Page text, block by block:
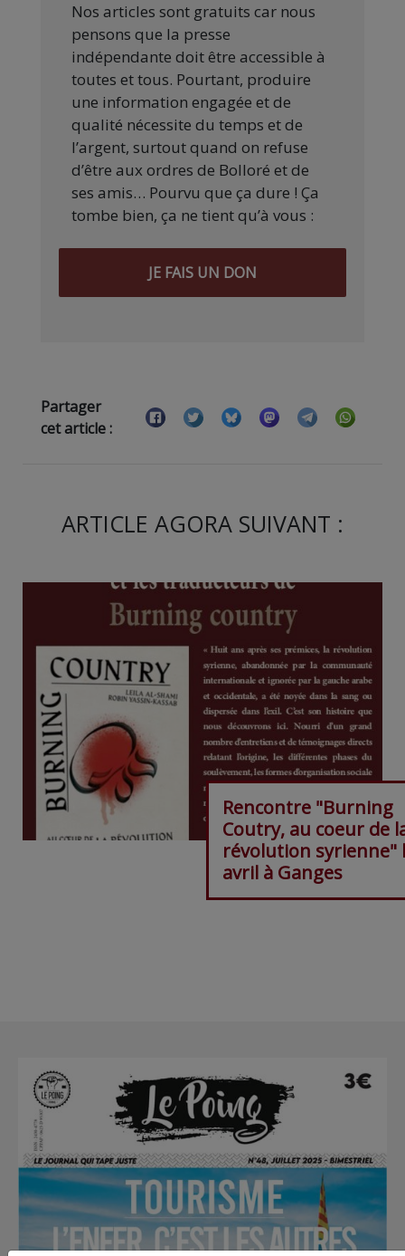
Nos articles sont gratuits car nous
pensons que la presse
indépendante doit être accessible à
toutes et tous. Pourtant, produire
une information engagée et de
qualité nécessite du temps et de
l’argent, surtout quand on refuse
d’être aux ordres de Bolloré et de
ses amis… Pourvu que ça dure ! Ça
tombe bien, ça ne tient qu’à vous :
JE FAIS UN DON
Partager
cet article :
ARTICLE AGORA SUIVANT :
Rencontre "Burning
Coutry, au coeur de
révolution syrienne"
avril à Ganges